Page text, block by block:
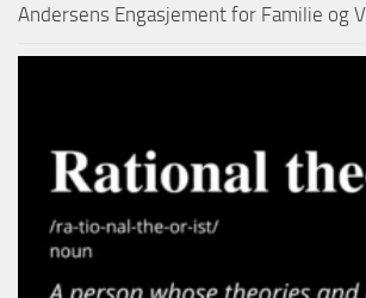
Andersens Engasjement for Familie og